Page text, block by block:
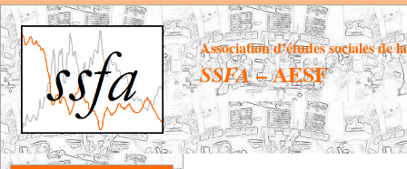
Association d’études sociales de
SSFA– AESF